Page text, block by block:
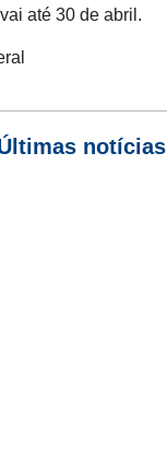
até 30 de abril.
notícias